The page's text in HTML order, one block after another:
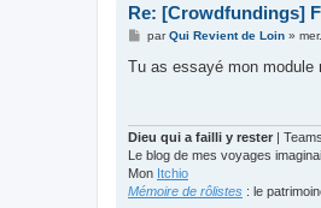
Re: [Crowdfundings]
M
s
parQui Revient de Loin»
Tu as essayé mon module
Dieu qui a failli y rester |
Le blog de mes voyages
Mon Itchio
Mémoire de rôlistes : le